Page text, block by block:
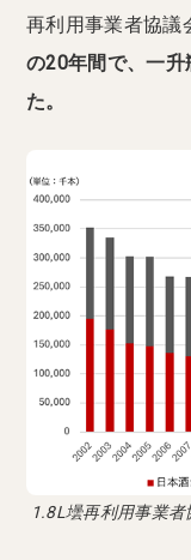
再利用事業者協議
の20年間で、一
た。
1.8L壜再利用事業